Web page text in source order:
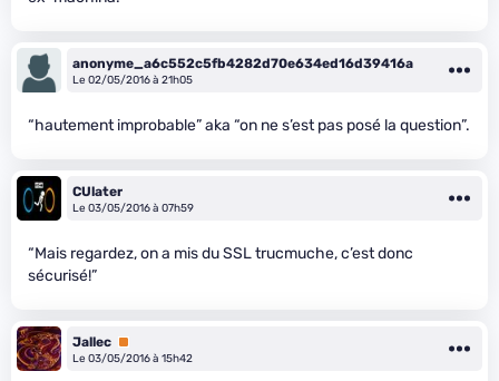
anonyme_a6c552c5fb4282d70e634ed16d39416a
Le 02/05/2016 à 21h05
“hautement improbable” aka “on ne s’est pas posé la question”.
CUlater
Le 03/05/2016 à 07h59
“Mais regardez, on a mis du SSL trucmuche, c’est donc
sécurisé!”
Jallec Premium
Le 03/05/2016 à 15h42